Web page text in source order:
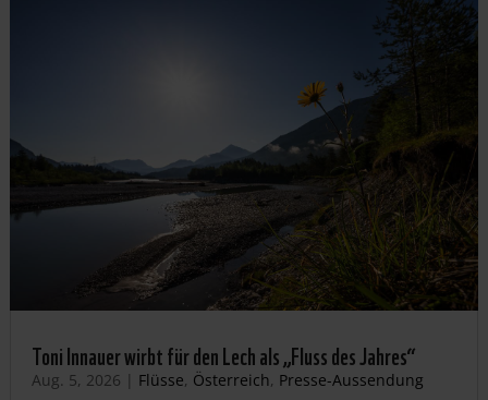
Toni Innauer wirbt für den Lech als „Fluss des Jahres“
Aug. 5, 2026 | Flüsse, Österreich, Presse-Aussendung